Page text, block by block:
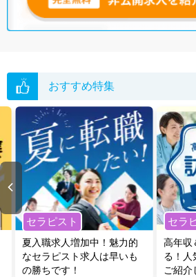
おすすめ特集
セラピスト
夏入職求人増加中！魅力的
なセラピスト求人は早いも
の勝ちです！
セラ
高年収
る！人
ご紹介